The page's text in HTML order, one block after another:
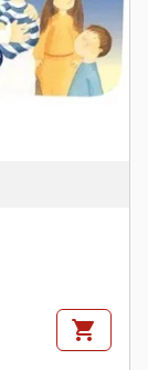
shopping_cart